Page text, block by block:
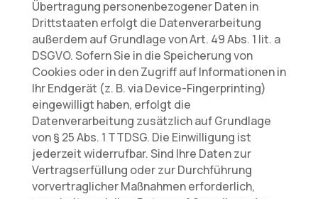
Übertragung personenbezogener Daten in
Drittstaaten erfolgt die Datenverarbeitung
außerdem auf Grundlage von Art. 49 Abs. 1 lit. a
DSGVO. Sofern Sie in die Speicherung von
Cookies oder in den Zugriff auf Informationen in
Ihr Endgerät (z. B. via Device-Fingerprinting)
eingewilligt haben, erfolgt die
Datenverarbeitung zusätzlich auf Grundlage
von § 25 Abs. 1 TTDSG. Die Einwilligung ist
jederzeit widerrufbar. Sind Ihre Daten zur
Vertragserfüllung oder zur Durchführung
vorvertraglicher Maßnahmen erforderlich,